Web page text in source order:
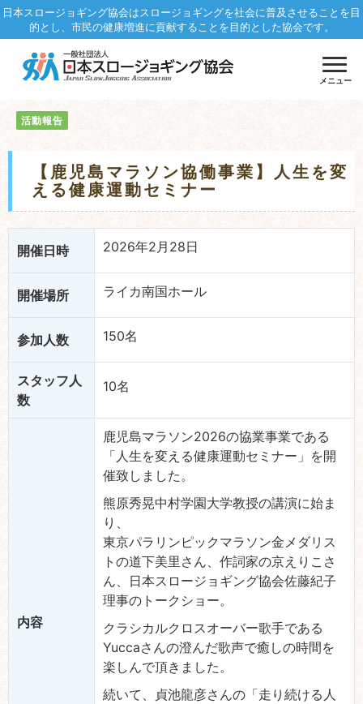
日本スロージョギング協会はスロージョギングを社会に普及させることを目
的とし、市民の健康増進に貢献することを目的とした協会です。
メニュー
活動報告
【鹿児島マラソン協働事業】人生を変
える健康運動セミナー
開催日時 2026年2月28日
開催場所 ライカ南国ホール
参加人数 150名
スタッフ人
数
10名
内容
鹿児島マラソン2026の協業事業である
「人生を変える健康運動セミナー」を開
催致しました。
熊原秀晃中村学園大学教授の講演に始ま
り、
東京パラリンピックマラソン金メダリス
トの道下美里さん、作詞家の京えりこさ
ん、日本スロージョギング協会佐藤紀子
理事のトークショー。
クラシカルクロスオーバー歌手である
Yuccaさんの澄んだ歌声で癒しの時間を
楽しんで頂きました。
続いて、貞池龍彦さんの「走り続ける人